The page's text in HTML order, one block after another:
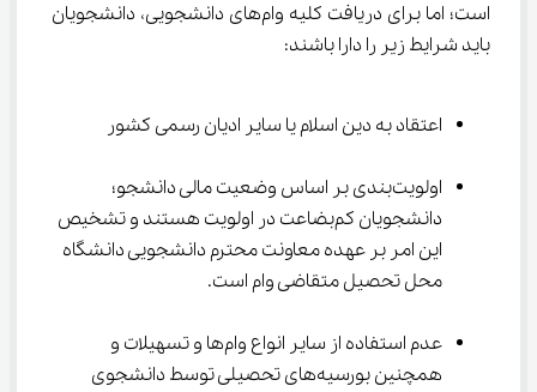
است؛ اما برای دریافت کلیه وام‌های دانشجویی، دانشجویان
باید شرایط زیر را دارا باشند:
اعتقاد به دین اسلام یا سایر ادیان رسمی کشور
اولویت‌بندی بر اساس وضعیت مالی دانشجو؛
دانشجویان کم‌بضاعت در اولویت هستند و تشخیص
این امر بر عهده معاونت محترم دانشجویی دانشگاه
محل تحصیل متقاضی وام است.
عدم استفاده از سایر انواع وام‌ها و تسهیلات و
همچنین بورسیه‌های تحصیلی توسط دانشجوی